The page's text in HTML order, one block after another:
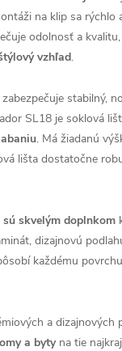
na klip sa rýchlo
odolnosť a
vzhľad.
stabilný,
SL18 je soklová
. Má žiadanú
lišta dostatočne
sú skvelým doplnkom
dizajnovú
každému
a dizajnových
a byty na tie